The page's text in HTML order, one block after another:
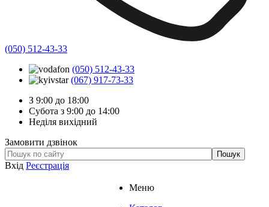
(050) 512-43-33
(050) 512-43-33
(067) 917-73-33
З 9:00 до 18:00
Субота з 9:00 до 14:00
Неділя вихідний
Замовити дзвінок
Вхід Реєстрація
Меню